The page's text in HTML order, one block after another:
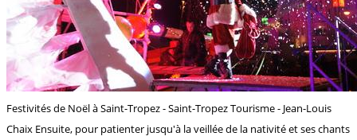
Festivités de Noël à Saint-Tropez - Saint-Tropez Tourisme - Jean-Louis
Chaix Ensuite, pour patienter jusqu'à la veillée de la nativité et ses chants